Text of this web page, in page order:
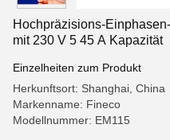
Hochpräzisions-
mit 230 V 5 45 A Kapazität
Einzelheiten zum Produkt
Herkunftsort: Shanghai, China
Markenname: Fineco
Modellnummer: EM115